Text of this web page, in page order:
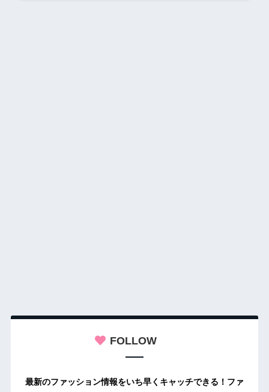
FOLLOW
最新のファッション情報をいち早くキャッチできる！ファ